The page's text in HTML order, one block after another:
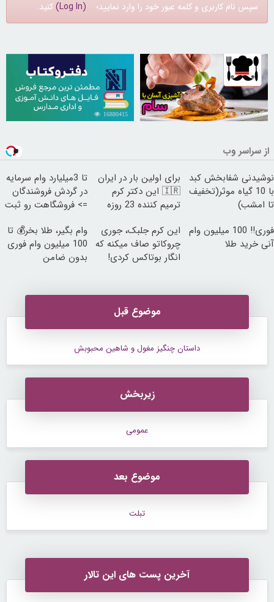
سپس نام کاربری و کلمه عبور خود را وارد نمایید؛ (Log In) کنید.
30259030
16880415
از سراسر وب
نوشیدنی شفابخش کبد
با 10 گیاه موثر(تخفیف
تا امشب)
برای اولین بار در ایران
🇮🇷 این دکتر کرم
ترمیم کننده 23 روزه
تا 3میلیارد وام سرمایه
در گردش فروشندگان
=> فروشگاهت رو ثبت
فوری‼️ 100 میلیون وام
آنی خرید طلا
این کرم جلبک، جوری
چروکاتو صاف میکنه که
انگار بوتاکس کردی!
وام بگیر، طلا بخر💰 تا
100 میلیون وام فوری
بدون ضامن
موضوع قبل
داستان چنگیز مغول و شاهین محبوبش
زیربخش
عمومی
موضوع بعد
تبلت
آخرین پست های این تالار